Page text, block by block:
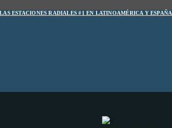
LAS ESTACIONES RADIALES #1 EN LATINOAMÉRICA Y ESPAÑA